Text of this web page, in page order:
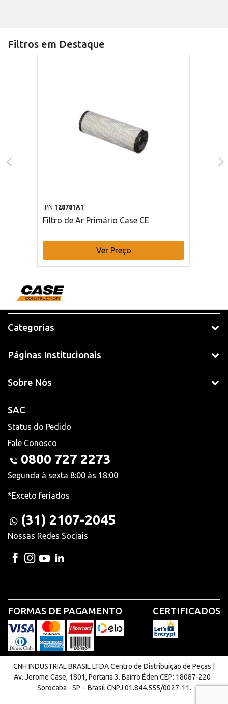
Filtros em Destaque
PN 128781A1
Filtro de Ar Primário Case CE
Ver Preço
Categorias
Páginas Institucionais
Sobre Nós
SAC
Status do Pedido
Fale Conosco
0800 727 2273
Segunda à sexta 8:00 às 18:00
*Exceto feriados
(31) 2107-2045
Nossas Redes Sociais
FORMAS DE PAGAMENTO CERTIFICADOS
CNH INDUSTRIAL BRASIL LTDA Centro de Distribuição de Peças |
Av. Jerome Case, 1801, Portaria 3. Bairro Éden CEP: 18087-220 -
Sorocaba - SP − Brasil CNPJ 01.844.555/0027-11.